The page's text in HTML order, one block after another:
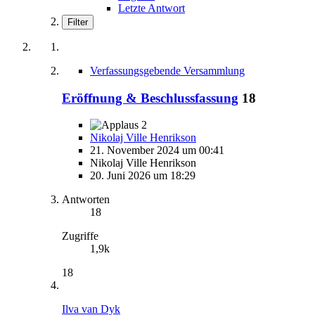
Letzte Antwort
Filter
Verfassungsgebende Versammlung
Eröffnung & Beschlussfassung 18
2
Nikolaj Ville Henrikson
21. November 2024 um 00:41
Nikolaj Ville Henrikson
20. Juni 2026 um 18:29
Antworten
18
Zugriffe
1,9k
18
Ilva van Dyk